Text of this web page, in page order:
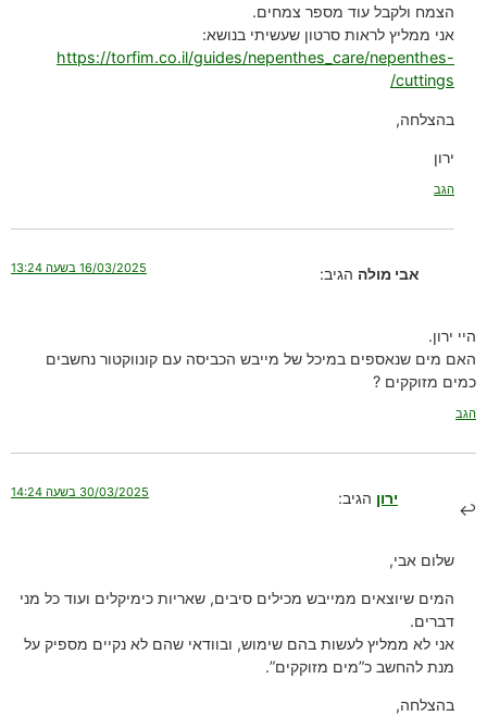
הצמח ולקבל עוד מספר צמחים.
אני ממליץ לראות סרטון שעשיתי בנושא:
https://torfim.co.il/guides/nepenthes_care/nepenthes-
cuttings/
בהצלחה,
ירון
הגב
אבי מולה הגיב: 16/03/2025 בשעה 13:24
היי ירון.
האם מים שנאספים במיכל של מייבש הכביסה עם קונווקטור נחשבים
כמים מזוקקים ?
הגב
ירון הגיב: 30/03/2025 בשעה 14:24
שלום אבי,
המים שיוצאים ממייבש מכילים סיבים, שאריות כימיקלים ועוד כל מני
דברים.
אני לא ממליץ לעשות בהם שימוש, ובוודאי שהם לא נקיים מספיק על
מנת להחשב כ”מים מזוקקים”.
בהצלחה,